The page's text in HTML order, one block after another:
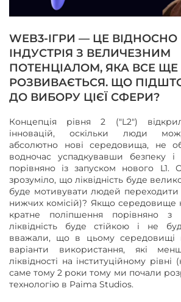
WEB3-ІГРИ — ЦЕ
ІНДУСТРІЯ З ВЕЛИЧЕЗНИМ
ПОТЕНЦІАЛОМ, ЯКА ВСЕ ЩЕ
РОЗВИВАЄТЬСЯ. ЩО
ДО ВИБОРУ ЦІЄЇ СФЕРИ?
Концепція рівня 2 ("L2")
інновацій, оскільки люди
абсолютно нові середовища, не
водночас успадкувавши безпеку
порівняно із запуском нового L1.
зрозуміло, що ліквідність буде
буде мотивувати людей
нижчих комісій)? Якщо середовище
кратне поліпшення порівняно з
ліквідність буде стійкою і не
вважали, що в цьому середовищі
варіанти використання, які
ліквідності на інституційному рівні
саме тому 2 роки тому ми почали
технологію в Paima Studios.